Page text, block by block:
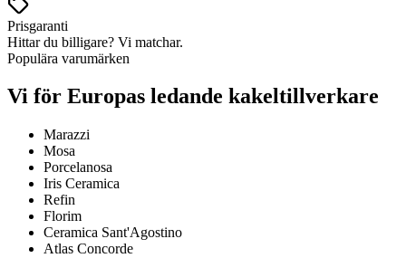
Prisgaranti
Hittar du billigare? Vi matchar.
Populära varumärken
Vi för Europas ledande kakeltillverkare
Marazzi
Mosa
Porcelanosa
Iris Ceramica
Refin
Florim
Ceramica Sant'Agostino
Atlas Concorde